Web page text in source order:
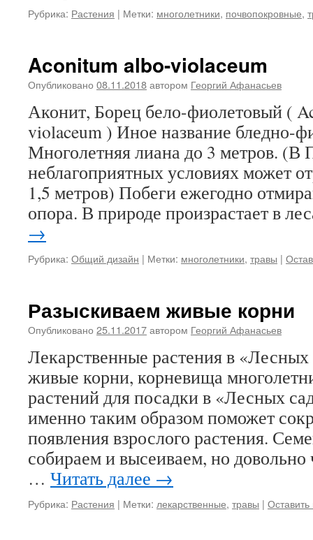
Рубрика: Растения | Метки: многолетники, почвопокровные,
Aconitum albo-violaceum
Опубликовано 08.11.2018автором Георгий Афанасьев
Аконит, Борец бело-фиолетовый (
violaceum ) Иное название бледно-
Многолетняя лиана до 3 метров. (В
неблагоприятных условиях может
1,5 метров) Побеги ежегодно
опора. В природе произрастает в
→
Рубрика: Общий дизайн | Метки: многолетники, травы |
Разыскиваем живые корни
Опубликовано 25.11.2017автором Георгий Афанасьев
Лекарственные растения в
живые корни, корневища
растений для посадки в «Лесных
именно таким образом поможет
появления взрослого растения.
собираем и высеиваем, но довольно
… Читать далее →
Рубрика: Растения | Метки: лекарственные, травы |